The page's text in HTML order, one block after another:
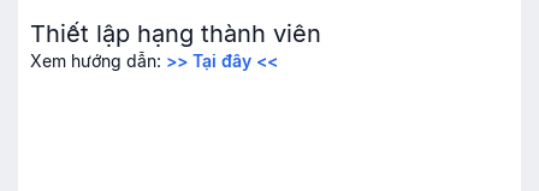
Thiết lập hạng thành viên
Xem hướng dẫn: >> Tại đây <<